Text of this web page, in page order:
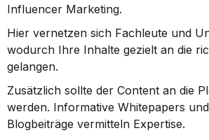
Influencer Marketing.
Hier vernetzen sich Fachleute und
wodurch Ihre Inhalte gezielt an die
gelangen.
Zusätzlich sollte der Content an die
werden. Informative Whitepapers
Blogbeiträge vermitteln Expertise.